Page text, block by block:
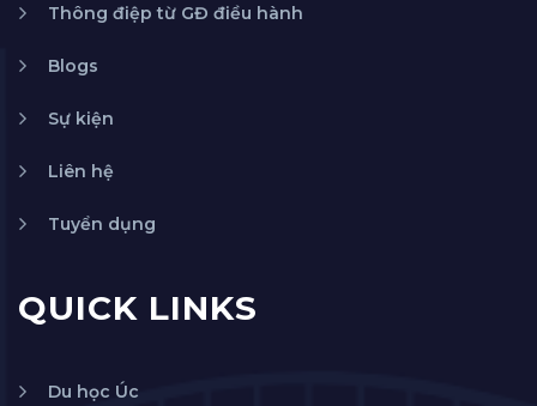
Thông điệp từ GĐ điều hành
Blogs
Sự kiện
Liên hệ
Tuyển dụng
QUICK LINKS
Du học Úc